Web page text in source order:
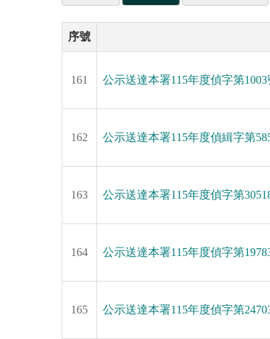
序號
161 公示送達本署115年度偵字第
162 公示送達本署115年度偵緝字第
163 公示送達本署115年度偵字第
164 公示送達本署115年度偵字第
165 公示送達本署115年度偵字第